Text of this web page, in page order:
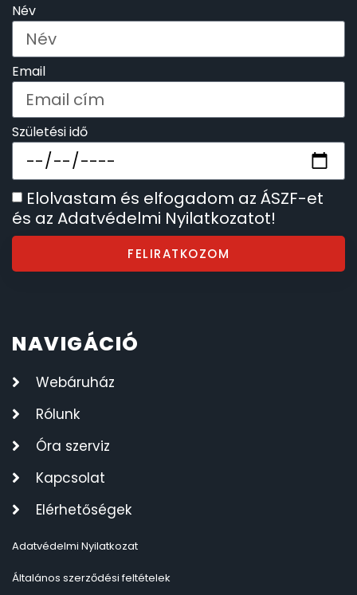
Név
Email
Születési idő
Elolvastam és elfogadom az ÁSZF-et
és az Adatvédelmi Nyilatkozatot!
FELIRATKOZOM
NAVIGÁCIÓ
Webáruház
Rólunk
Óra szerviz
Kapcsolat
Elérhetőségek
Adatvédelmi Nyilatkozat
Általános szerződési feltételek